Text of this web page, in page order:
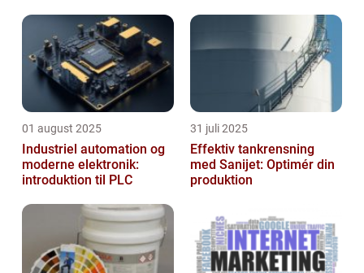
01 august 2025
Industriel automation og
moderne elektronik:
introduktion til PLC
31 juli 2025
Effektiv tankrensning
med Sanijet: Optimér din
produktion